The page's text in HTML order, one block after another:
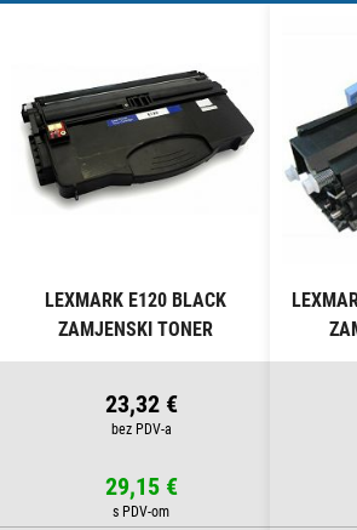
LEXMARK E120 BLACK
ZAMJENSKI TONER
23,32 €
29,15 €